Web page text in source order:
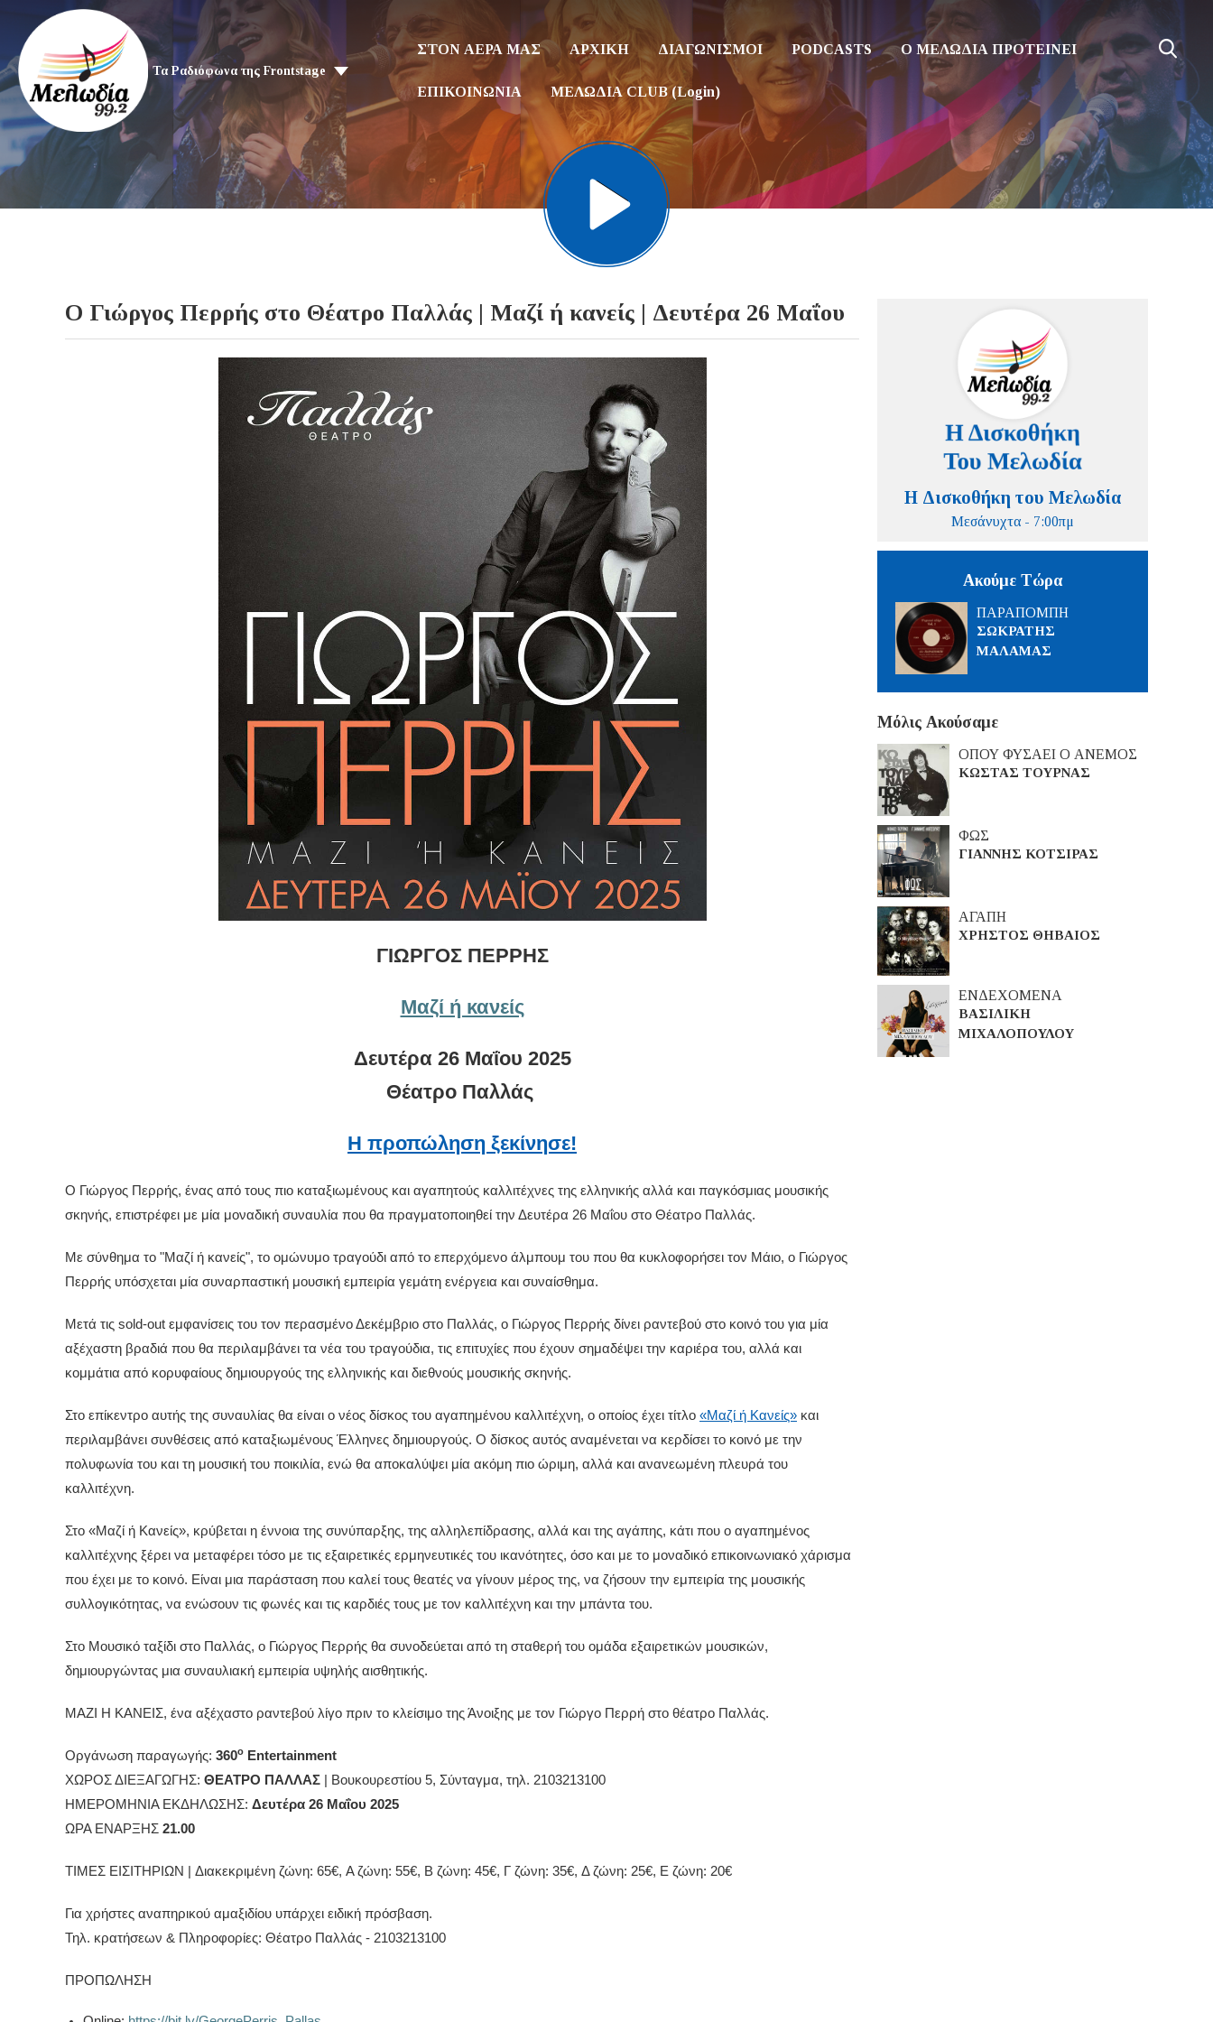
Τα Ραδιόφωνα της Frontstage
ΣΤΟΝ ΑΕΡΑ ΜΑΣ ΑΡΧΙΚΗ ΔΙΑΓΩΝΙΣΜΟΙ PODCASTS Ο ΜΕΛΩΔΙΑ ΠΡΟΤΕΙΝΕΙ
ΕΠΙΚΟΙΝΩΝΙΑ ΜΕΛΩΔΙΑ CLUB (Login)
Ο Γιώργος Περρής στο Θέατρο Παλλάς | Μαζί ή κανείς | Δευτέρα 26 Μαΐου
ΓΙΩΡΓΟΣ ΠΕΡΡΗΣ
Μαζί ή κανείς
Δευτέρα 26 Μαΐου 2025
Θέατρο Παλλάς
Η προπώληση ξεκίνησε!
Ο Γιώργος Περρής, ένας από τους πιο καταξιωμένους και αγαπητούς καλλιτέχνες της ελληνικής αλλά και παγκόσμιας μουσικής
σκηνής, επιστρέφει με μία μοναδική συναυλία που θα πραγματοποιηθεί την Δευτέρα 26 Μαΐου στο Θέατρο Παλλάς.
Με σύνθημα το "Μαζί ή κανείς", το ομώνυμο τραγούδι από το επερχόμενο άλμπουμ του που θα κυκλοφορήσει τον Μάιο, ο Γιώργος
Περρής υπόσχεται μία συναρπαστική μουσική εμπειρία γεμάτη ενέργεια και συναίσθημα.
Μετά τις sold-out εμφανίσεις του τον περασμένο Δεκέμβριο στο Παλλάς, ο Γιώργος Περρής δίνει ραντεβού στο κοινό του για μία
αξέχαστη βραδιά που θα περιλαμβάνει τα νέα του τραγούδια, τις επιτυχίες που έχουν σημαδέψει την καριέρα του, αλλά και
κομμάτια από κορυφαίους δημιουργούς της ελληνικής και διεθνούς μουσικής σκηνής.
Στο επίκεντρο αυτής της συναυλίας θα είναι ο νέος δίσκος του αγαπημένου καλλιτέχνη, ο οποίος έχει τίτλο «Μαζί ή Κανείς» και
περιλαμβάνει συνθέσεις από καταξιωμένους Έλληνες δημιουργούς. Ο δίσκος αυτός αναμένεται να κερδίσει το κοινό με την
πολυφωνία του και τη μουσική του ποικιλία, ενώ θα αποκαλύψει μία ακόμη πιο ώριμη, αλλά και ανανεωμένη πλευρά του
καλλιτέχνη.
Στο «Μαζί ή Κανείς», κρύβεται η έννοια της συνύπαρξης, της αλληλεπίδρασης, αλλά και της αγάπης, κάτι που ο αγαπημένος
καλλιτέχνης ξέρει να μεταφέρει τόσο με τις εξαιρετικές ερμηνευτικές του ικανότητες, όσο και με το μοναδικό επικοινωνιακό χάρισμα
που έχει με το κοινό. Είναι μια παράσταση που καλεί τους θεατές να γίνουν μέρος της, να ζήσουν την εμπειρία της μουσικής
συλλογικότητας, να ενώσουν τις φωνές και τις καρδιές τους με τον καλλιτέχνη και την μπάντα του.
Στο Μουσικό ταξίδι στο Παλλάς, ο Γιώργος Περρής θα συνοδεύεται από τη σταθερή του ομάδα εξαιρετικών μουσικών,
δημιουργώντας μια συναυλιακή εμπειρία υψηλής αισθητικής.
ΜΑΖΙ Η ΚΑΝΕΙΣ, ένα αξέχαστο ραντεβού λίγο πριν το κλείσιμο της Άνοιξης με τον Γιώργο Περρή στο θέατρο Παλλάς.
Οργάνωση παραγωγής: 360ο Entertainment
ΧΩΡΟΣ ΔΙΕΞΑΓΩΓΗΣ: ΘΕΑΤΡΟ ΠΑΛΛΑΣ Βουκουρεστίου 5, Σύνταγμα, τηλ. 2103213100
ΗΜΕΡΟΜΗΝΙΑ ΕΚΔΗΛΩΣΗΣ: Δευτέρα 26 Μαΐου 2025
ΩΡΑ ΕΝΑΡΞΗΣ 21.00
ΤΙΜΕΣ ΕΙΣΙΤΗΡΙΩΝ | Διακεκριμένη ζώνη: 65€, Α ζώνη: 55€, Β ζώνη: 45€, Γ ζώνη: 35€, Δ ζώνη: 25€, Ε ζώνη: 20€
Για χρήστες αναπηρικού αμαξιδίου υπάρχει ειδική πρόσβαση.
Τηλ. κρατήσεων & Πληροφορίες: Θέατρο Παλλάς - 2103213100
ΠΡΟΠΩΛΗΣΗ
Η Δισκοθήκη του Μελωδία
Μεσάνυχτα - 7:00πμ
Ακούμε Τώρα
ΠΑΡΑΠΟΜΠΗ
ΣΩΚΡΑΤΗΣ
ΜΑΛΑΜΑΣ
Μόλις Ακούσαμε
ΟΠΟΥ ΦΥΣΑΕΙ Ο ΑΝΕΜΟΣ
ΚΩΣΤΑΣ ΤΟΥΡΝΑΣ
ΦΩΣ
ΓΙΑΝΝΗΣ ΚΟΤΣΙΡΑΣ
ΑΓΑΠΗ
ΧΡΗΣΤΟΣ ΘΗΒΑΙΟΣ
ΕΝΔΕΧΟΜΕΝΑ
ΒΑΣΙΛΙΚΗ
ΜΙΧΑΛΟΠΟΥΛΟΥ